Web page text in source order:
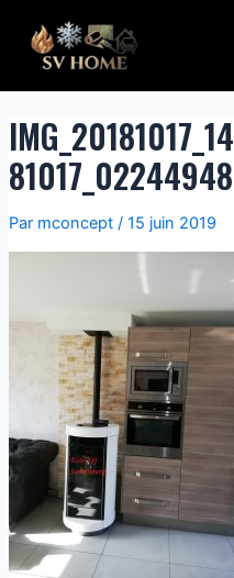
contenu
Par mconcept / 15 juin 2019
de
l’article